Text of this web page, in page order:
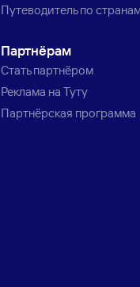
Путеводитель по
Партнёрам
Стать партнёром
Реклама на Туту
Партнёрская программа